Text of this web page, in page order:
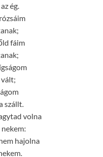
ég.
fáim
vált;
szállt.
volna
hajolna